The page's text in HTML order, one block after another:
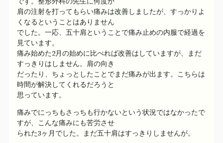
肩の注射を打ってもらい痛みは改善しましたが、すっかりよ
くなるということはありません
でした。一応、五十肩ということで痛み止めの内服で経過を
見ています。
痛み始めた2月の始めに比べれば改善はしていますが、まだ
すっきりはしません。肩の向き
だったり、ちょっとしたことでまだ痛みが出ます。こちらは
時間が解決してくれるだろうと
思っています。
痛みでにっちもさっちも行かないという状況ではなかったで
すが、こんな痛みにも苦労させ
られた3ヶ月でした。まだ五十肩はすっきりしませんが。